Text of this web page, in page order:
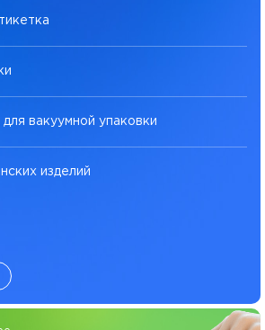
вакуумной упаковки
изделий